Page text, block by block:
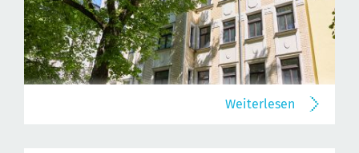
Weiterlesen